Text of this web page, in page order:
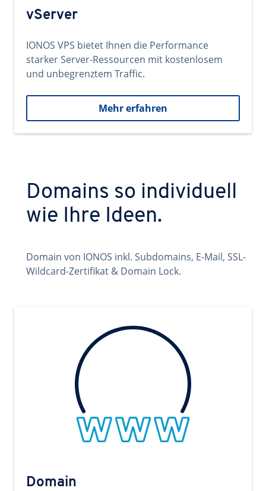
vServer
IONOS VPS bietet Ihnen die Performance
starker Server-Ressourcen mit kostenlosem
und unbegrenztem Traffic.
Mehr erfahren
Domains so individuell
wie Ihre Ideen.
Domain von IONOS inkl. Subdomains, E-Mail, SSL-
Wildcard-Zertifikat & Domain Lock.
Domain